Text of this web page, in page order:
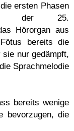
ersten Phasen
Ab der 25.
Hörorgan aus
bereits die
nur gedämpft,
Sprachmelodie
bereits wenige
bevorzugen, die